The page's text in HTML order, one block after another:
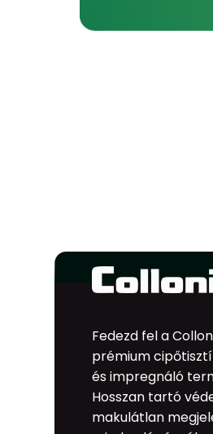
Fedezd fel a
prémium
és impregnáló
Hosszan tartó
makulátlan